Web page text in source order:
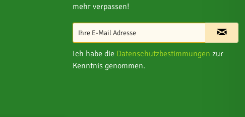
mehr verpassen!
Ich habe die Datenschutzbestimmungen zur
Kenntnis genommen.